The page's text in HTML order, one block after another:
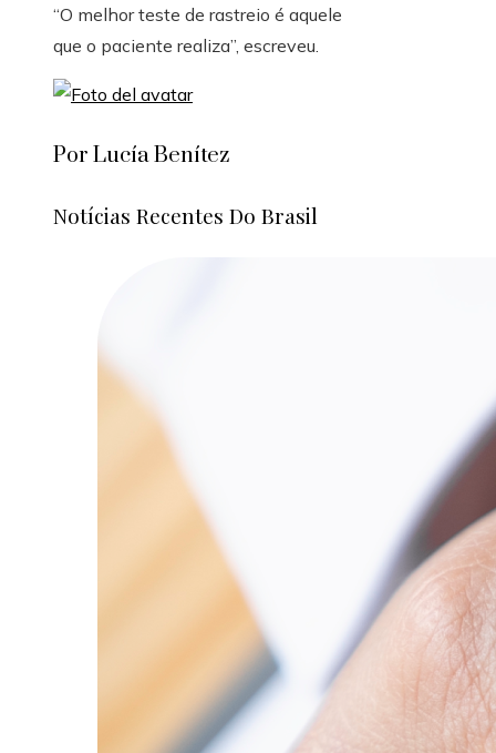
“O melhor teste de rastreio é aquele
que o paciente realiza”, escreveu.
Por Lucía Benítez
Notícias Recentes Do Brasil